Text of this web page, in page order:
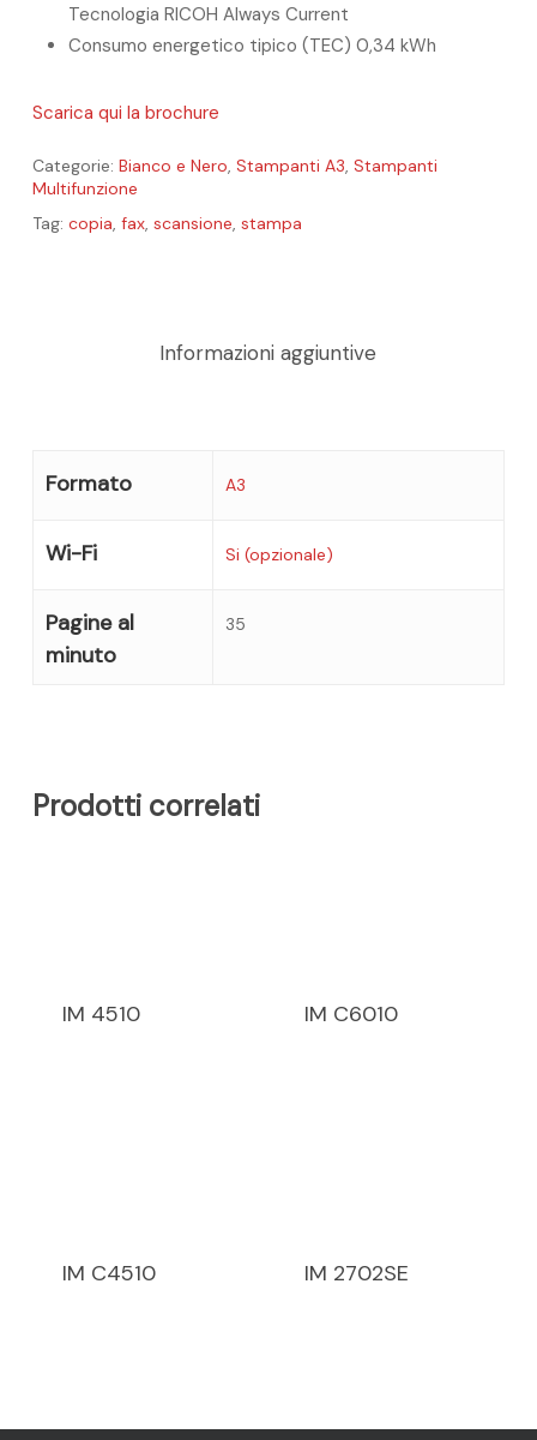
Tecnologia RICOH Always Current
Consumo energetico tipico (TEC) 0,34 kWh
Scarica qui la brochure
Categorie: Bianco e Nero, Stampanti A3, Stampanti
Multifunzione
Tag: copia, fax, scansione, stampa
Informazioni aggiuntive
Formato A3
Wi-Fi Si (opzionale)
Pagine al
minuto
35
Prodotti correlati
IM 4510 IM C6010
IM C4510 IM 2702SE